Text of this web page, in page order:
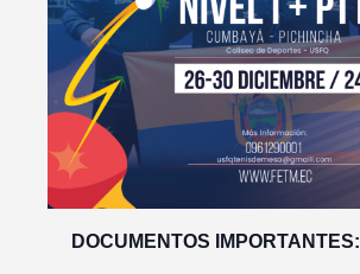
DOCUMENTOS IMPORTANTES: